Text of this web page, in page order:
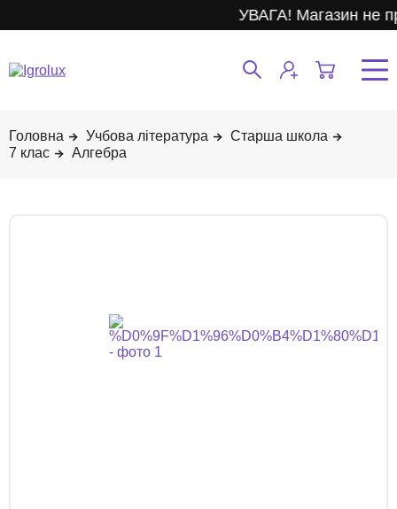
УВАГА! Магазин не
Учбова література
Старша школа
7 клас
Алгебра